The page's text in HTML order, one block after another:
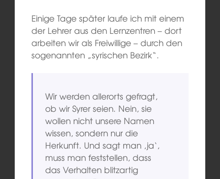
Einige Tage später laufe ich mit einem
der Lehrer aus den Lernzentren – dort
arbeiten wir als Freiwillige – durch den
sogenannten „syrischen Bezirk“.
Wir werden allerorts gefragt,
ob wir Syrer seien. Nein, sie
wollen nicht unsere Namen
wissen, sondern nur die
Herkunft. Und sagt man ‚ja‘,
muss man feststellen, dass
das Verhalten blitzartig